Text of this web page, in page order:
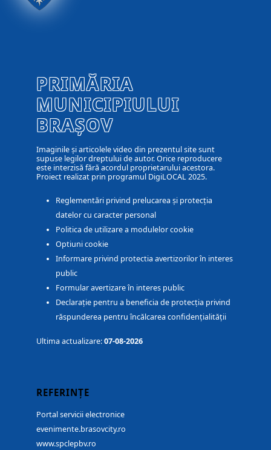
PRIMĂRIA
MUNICIPIULUI
BRAȘOV
Imaginile și articolele video din prezentul site sunt
supuse legilor dreptului de autor. Orice reproducere
este interzisă fără acordul proprietarului acestora.
Proiect realizat prin programul DigiLOCAL 2025.
Reglementări privind prelucarea și protecția
datelor cu caracter personal
Politica de utilizare a modulelor cookie
Optiuni cookie
Informare privind protectia avertizorilor în interes
public
Formular avertizare în interes public
Declarație pentru a beneficia de protecția privind
răspunderea pentru încălcarea confidențialității
Ultima actualizare:07-08-2026
REFERINȚE
Portal servicii electronice
evenimente.brasovcity.ro
www.spclepbv.ro